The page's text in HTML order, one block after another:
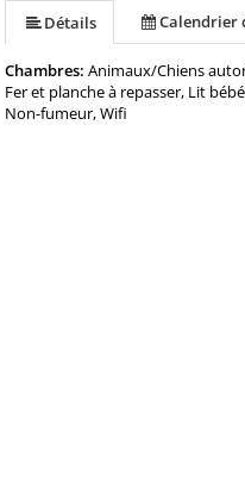
Détails Calendrier
Chambres:Animaux/Chiens
Fer et planche à repasser, Lit
Non-fumeur, Wifi